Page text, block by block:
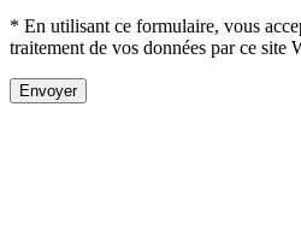
* En utilisant ce formulaire, vous
traitement de vos données par ce site